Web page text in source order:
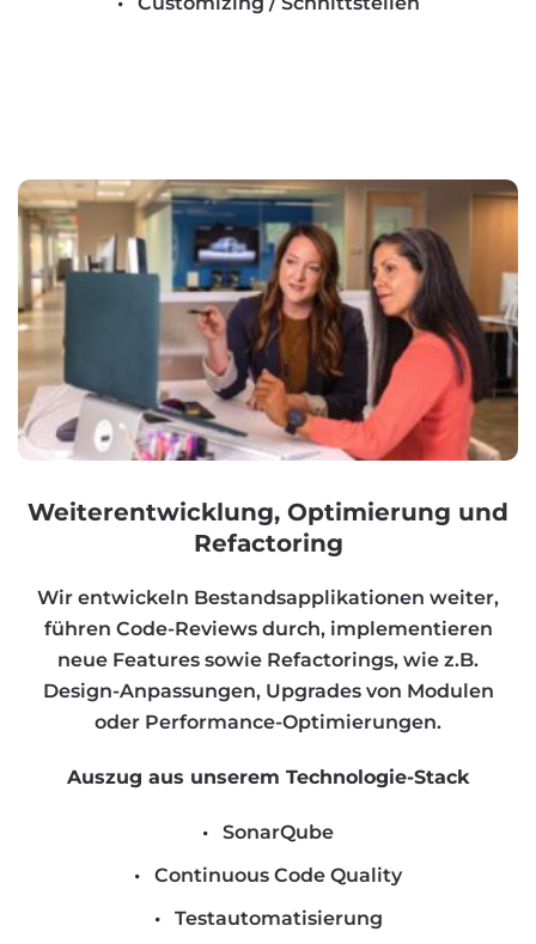
Weiterentwicklung, Optimierung und
Refactoring
Wir entwickeln Bestandsapplikationen weiter,
führen Code-Reviews durch, implementieren
neue Features sowie Refactorings, wie z.B.
Design-Anpassungen, Upgrades von Modulen
oder Performance-Optimierungen.
Auszug aus unserem Technologie-Stack
SonarQube
Continuous Code Quality
Testautomatisierung